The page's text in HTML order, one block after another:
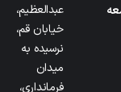
عبدالعظیم،
خیابان قم،
نرسیده به
میدان
فرمانداری،